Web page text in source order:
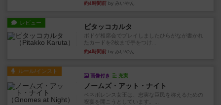
約4時間前 by みいやん
レビュー ピタッコカルタ
ボドゲ相席会でプレイしましたひらがなが書かれ
たカードを2枚まで手をつけ...
約4時間前 by みいやん
ルール/インスト
画像付き 充実
ノームズ・アット・ナイト
ベネボレンス女王は、忠実な臣民を称えるための
祝宴を開こうとしています。...